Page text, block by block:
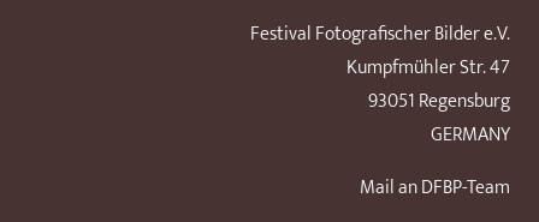
Festival Fotografischer Bilder e.V.
Kumpfmühler Str. 47
93051 Regensburg
GERMANY
Mail an DFBP-Team